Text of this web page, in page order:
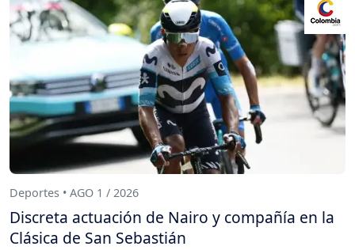
Deportes • AGO 1 / 2026
Discreta actuación de Nairo y compañía en la
Clásica de San Sebastián